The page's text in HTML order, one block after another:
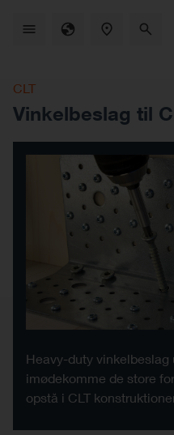
CLT
Vinkelbeslag til
Heavy-duty
imødekomme de store
opstå i CLT